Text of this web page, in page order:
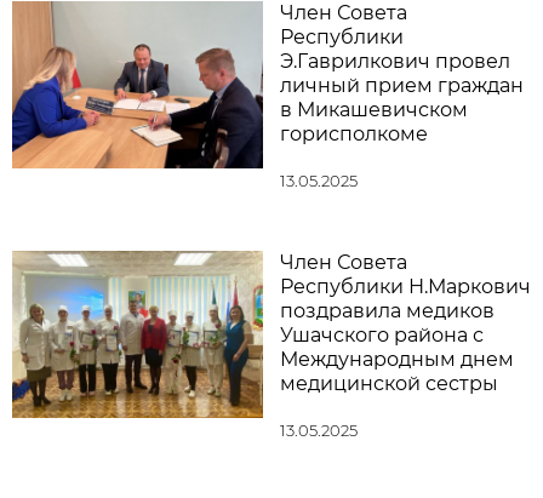
Член Совета
Республики
Э.Гаврилкович провел
личный прием граждан
в Микашевичском
горисполкоме
13.05.2025
Член Совета
Республики Н.Маркович
поздравила медиков
Ушачского района с
Международным днем
медицинской сестры
13.05.2025